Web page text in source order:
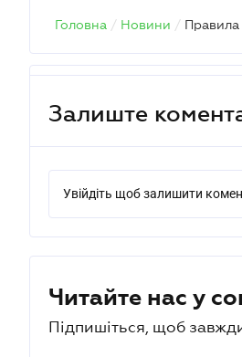
Головна / Новини /
Залиште
Увійдіть щоб залишити
Читайте нас у
Підпишіться, щоб